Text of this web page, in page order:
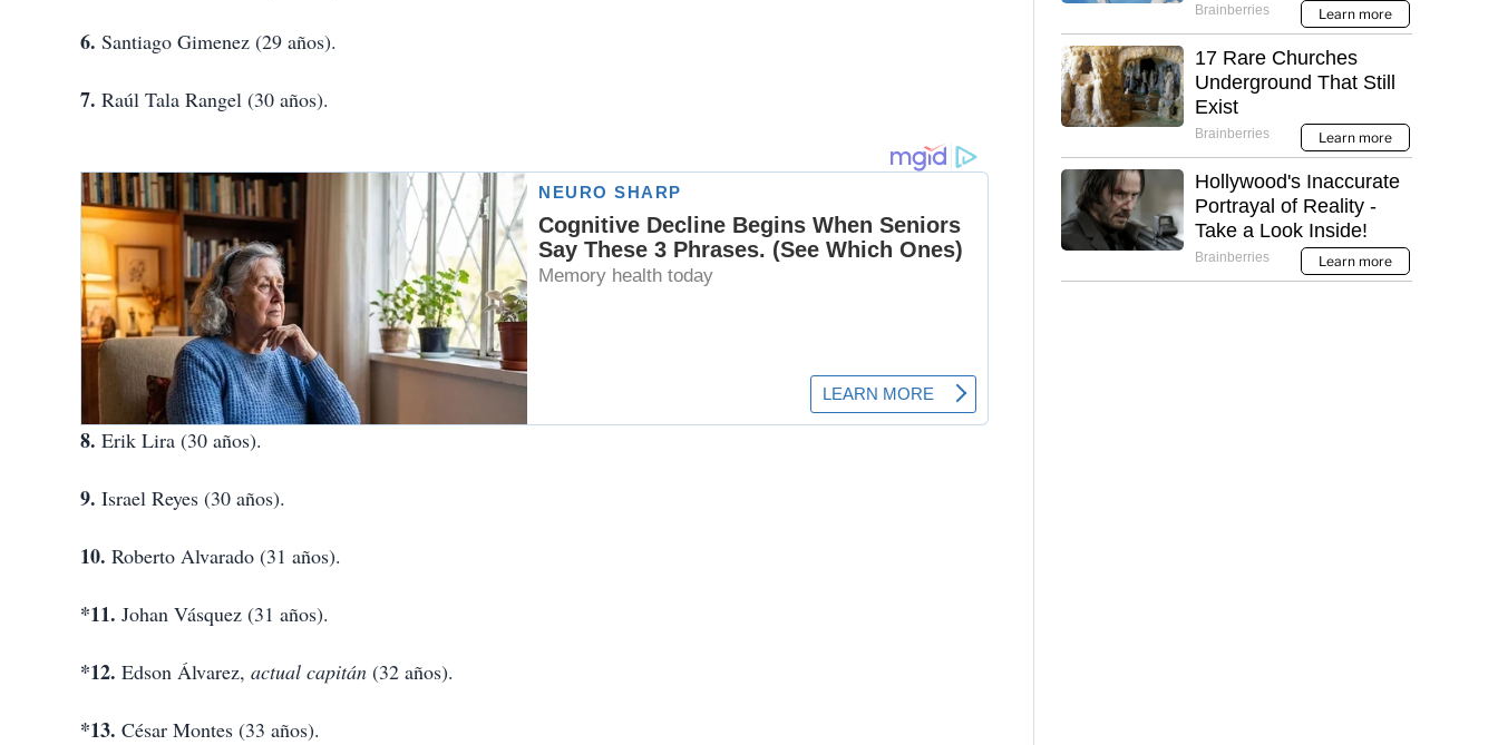
6. Santiago Gimenez (29 años).
7. Raúl Tala Rangel (30 años).
8. Erik Lira (30 años).
9. Israel Reyes (30 años).
10. Roberto Alvarado (31 años).
*11. Johan Vásquez (31 años).
*12. Edson Álvarez, actual capitán (32 años).
*13. César Montes (33 años).